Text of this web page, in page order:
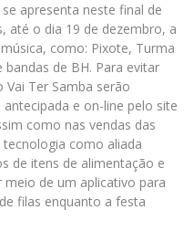
apresenta neste final de
até o dia 19 de dezembro, a
como: Pixote, Turma
de BH. Para evitar
Ter Samba serão
e on-line pelo site
como nas vendas das
como aliada
de itens de alimentação e
meio de um aplicativo para
filas enquanto a festa